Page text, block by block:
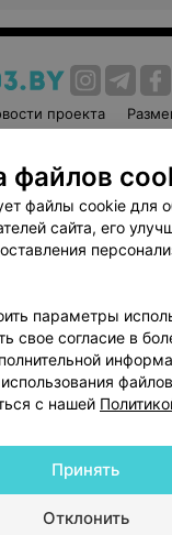
проекта
соглашение
Вакансии
Партнеры
руководителю
персональных
УНП 191700409
|
файлов
файлы cookie для
сайта, его
параметры
свое согласие в
с нашей
Отклонить
Принять